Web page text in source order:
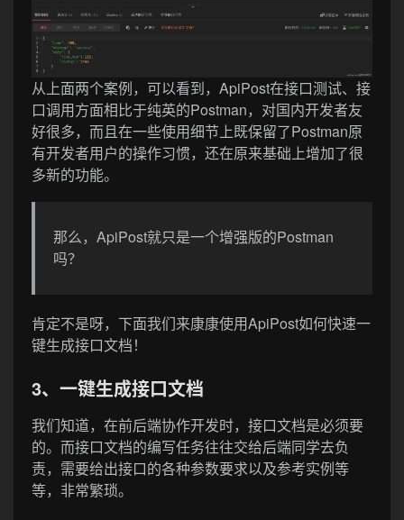
从上面两个案例，可以看到，ApiPost在接口测试、接
口调用方面相比于纯英的Postman，对国内开发者友
好很多，而且在一些使用细节上既保留了Postman原
有开发者用户的操作习惯，还在原来基础上增加了很
多新的功能。
那么，ApiPost就只是一个增强版的Postman
吗？
肯定不是呀，下面我们来康康使用ApiPost如何快速一
键生成接口文档！
3、一键生成接口文档
我们知道，在前后端协作开发时，接口文档是必须要
的。而接口文档的编写任务往往交给后端同学去负
责，需要给出接口的各种参数要求以及参考实例等
等，非常繁琐。